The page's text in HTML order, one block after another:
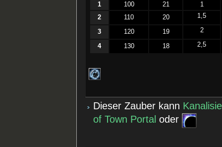
1
100 21
1
2
110 20 1,5
3 120 19 2
4 130 18 2,5
Dieser Zauber kann
of Town Portal oder